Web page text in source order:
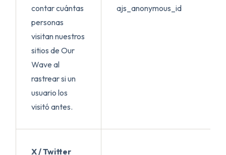
contar cuántas
personas
visitan nuestros
sitios de Our
Wave al
rastrear si un
usuario los
visitó antes.
ajs_anonymous_id
X / Twitter